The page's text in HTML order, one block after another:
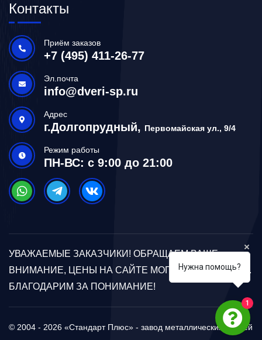
Контакты
Приём заказов
+7 (495) 411-26-77
Эл.почта
info@dveri-sp.ru
Адрес
г.Долгопрудный, Первомайская ул., 9/4
Режим работы
ПН-ВС: с 9:00 до 21:00
УВАЖАЕМЫЕ ЗАКАЗЧИКИ! ОБРАЩАЕМ ВАШЕ
ВНИМАНИЕ, ЦЕНЫ НА САЙТЕ МОГУТ ОТЛИЧАТЬСЯ.
БЛАГОДАРИМ ЗА ПОНИМАНИЕ!
© 2004 - 2026 «Стандарт Плюс» - завод металлических дверей
Нужна помощь?
1